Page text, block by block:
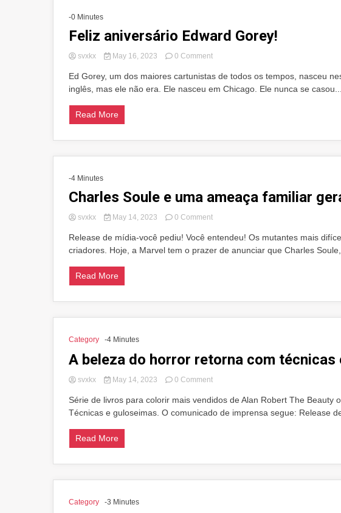
-0 Minutes
Feliz aniversário Edward Gorey!
svxkx May 16, 2023 0 Commenton
aniversário
Edward
Ed Gorey, um dos maiores cartunistas de todos os tempos, nasceu
inglês, mas ele não era. Ele nasceu em Chicago. Ele nunca se casou...
Read More
-4 Minutes
Charles Soule e uma ameaça familiar
svxkx May 14, 2023 0 Commenton
Soule
e
o
surpreendente
Release de mídia-você pediu! Você entendeu! Os mutantes mais
criadores. Hoje, a Marvel tem o prazer de anunciar que Charles
Read More
Category -4 Minutes
A beleza do horror retorna com técnicas
svxkx May 14, 2023 0 Commenton
beleza
do
e
guloseimas
Série de livros para colorir mais vendidos de Alan Robert The Beauty
Técnicas e guloseimas. O comunicado de imprensa segue: Release
Read More
Category -3 Minutes